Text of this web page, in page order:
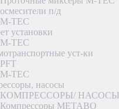
п/д
M-TEC
установки
M-TEC
уст-ки
PFT
M-TEC
насосы
КОМПРЕССОРЫ/ НАСОСЫ
Компрессоры METABO